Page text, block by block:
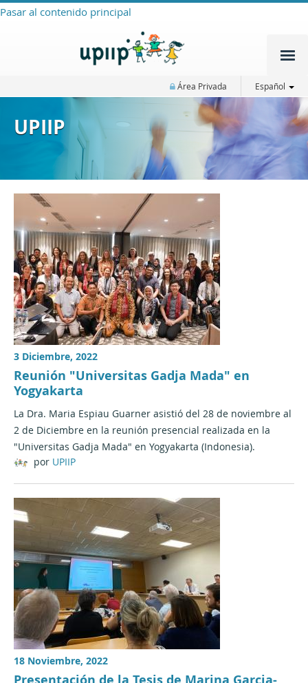
Pasar al contenido principal
Área Privada Español
UPIIP
3 Diciembre, 2022
Reunión "Universitas Gadja Mada" en
Yogyakarta
La Dra. Maria Espiau Guarner asistió del 28 de noviembre al
2 de Diciembre en la reunión presencial realizada en la
"Universitas Gadja Mada" en Yogyakarta (Indonesia).
por UPIIP
18 Noviembre, 2022